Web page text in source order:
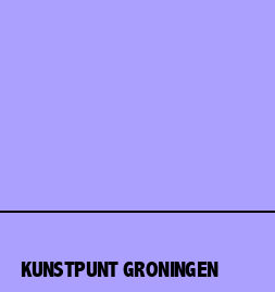
KUNSTPUNT GRONINGEN